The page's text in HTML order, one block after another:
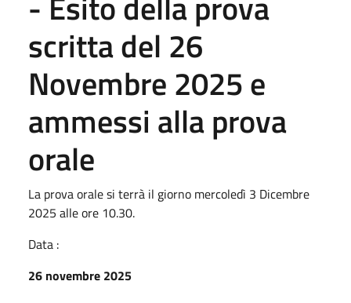
scritta del 26
Novembre 2025 e
ammessi alla prova
orale
La prova orale si terrà il giorno mercoledì 3 Dicembre
2025 alle ore 10.30.
Data :
26 novembre 2025